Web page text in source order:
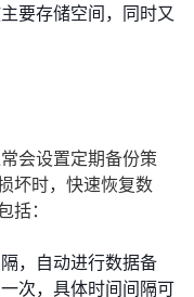
要存储空间，同时又
会设置定期备份策
坏时，快速恢复数
括：
，自动进行数据备
次，具体时间间隔可